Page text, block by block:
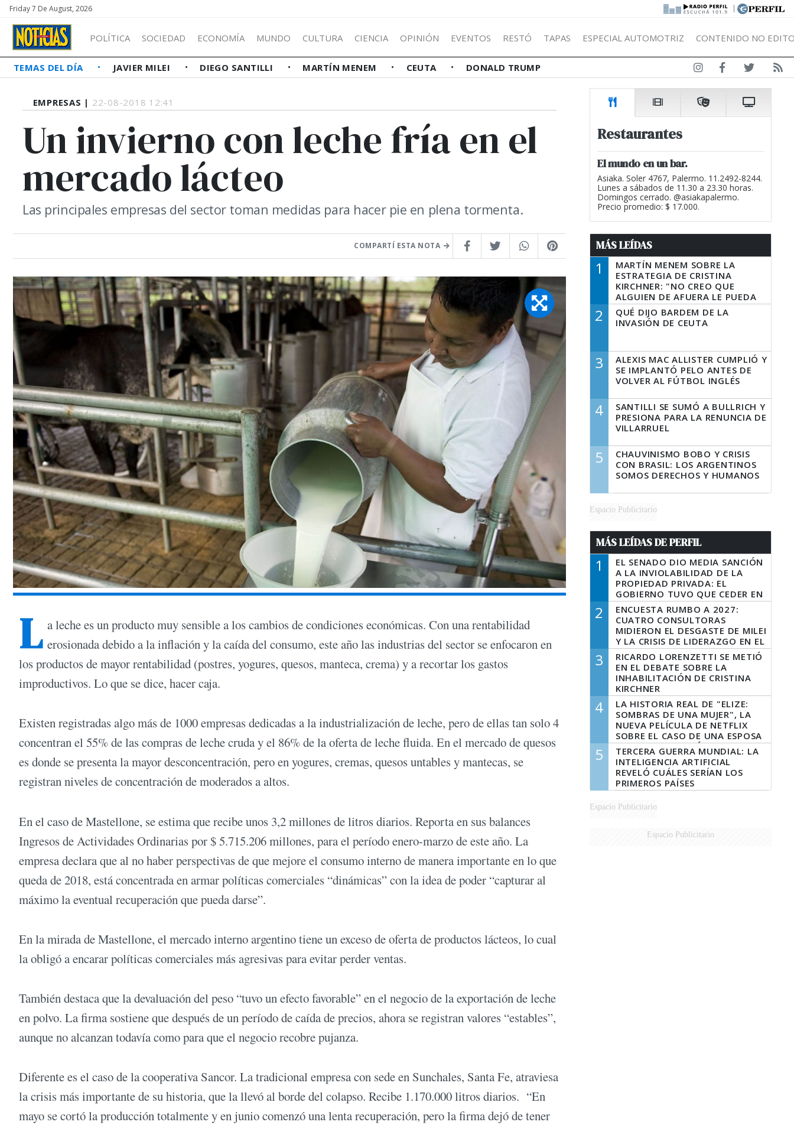
Friday 7 De August, 2026 |
POLÍTICA SOCIEDAD ECONOMÍA MUNDO CULTURA CIENCIA OPINIÓN EVENTOS RESTÓ TAPAS ESPECIAL AUTOMOTRIZ CONTENIDO NO
TEMAS DEL DÍA JAVIER MILEI DIEGO SANTILLI MARTÍN MENEM CEUTA DONALD TRUMP
EMPRESAS | 22-08-2018 12:41
Un invierno con leche fría en el
mercado lácteo
Las principales empresas del sector toman medidas para hacer pie en plena tormenta.
COMPARTÍ ESTA NOTA
L a leche es un producto muy sensible a los cambios de condiciones económicas. Con una rentabilidad
erosionada debido a la inflación y la caída del consumo, este año las industrias del sector se enfocaron en
los productos de mayor rentabilidad (postres, yogures, quesos, manteca, crema) y a recortar los gastos
improductivos. Lo que se dice, hacer caja.
Existen registradas algo más de 1000 empresas dedicadas a la industrialización de leche, pero de ellas tan solo 4
concentran el 55% de las compras de leche cruda y el 86% de la oferta de leche fluida. En el mercado de quesos
es donde se presenta la mayor desconcentración, pero en yogures, cremas, quesos untables y mantecas, se
registran niveles de concentración de moderados a altos.
En el caso de Mastellone, se estima que recibe unos 3,2 millones de litros diarios. Reporta en sus balances
Ingresos de Actividades Ordinarias por $ 5.715.206 millones, para el período enero-marzo de este año. La
empresa declara que al no haber perspectivas de que mejore el consumo interno de manera importante en lo que
queda de 2018, está concentrada en armar políticas comerciales “dinámicas” con la idea de poder “capturar al
máximo la eventual recuperación que pueda darse”.
En la mirada de Mastellone, el mercado interno argentino tiene un exceso de oferta de productos lácteos, lo cual
la obligó a encarar políticas comerciales más agresivas para evitar perder ventas.
También destaca que la devaluación del peso “tuvo un efecto favorable” en el negocio de la exportación de leche
en polvo. La firma sostiene que después de un período de caída de precios, ahora se registran valores “estables”,
aunque no alcanzan todavía como para que el negocio recobre pujanza.
Diferente es el caso de la cooperativa Sancor. La tradicional empresa con sede en Sunchales, Santa Fe, atraviesa
la crisis más importante de su historia, que la llevó al borde del colapso. Recibe 1.170.000 litros diarios. “En
mayo se cortó la producción totalmente y en junio comenzó una lenta recuperación, pero la firma dejó de tener
Restaurantes
El mundo en un bar.
Asiaka. Soler 4767, Palermo. 11.2492-8244.
Lunes a sábados de 11.30 a 23.30 horas.
Domingos cerrado. @asiakapalermo.
Precio promedio: $ 17.000.
MÁS LEÍDAS
1
MARTÍN MENEM SOBRE LA
ESTRATEGIA DE CRISTINA
KIRCHNER: "NO CREO QUE
ALGUIEN DE AFUERA LE PUEDA
DECIR A LA JUSTICIA LO QUE
TIENE QUE HACER"
2
QUÉ DIJO BARDEM DE LA
INVASIÓN DE CEUTA
3
ALEXIS MAC ALLISTER CUMPLIÓ Y
SE IMPLANTÓ PELO ANTES DE
VOLVER AL FÚTBOL INGLÉS
4
SANTILLI SE SUMÓ A BULLRICH Y
PRESIONA PARA LA RENUNCIA DE
VILLARRUEL
5
CHAUVINISMO BOBO Y CRISIS
CON BRASIL: LOS ARGENTINOS
SOMOS DERECHOS Y HUMANOS
Espacio Publicitario
MÁS LEÍDAS DE PERFIL
1
EL SENADO DIO MEDIA SANCIÓN
A LA INVIOLABILIDAD DE LA
PROPIEDAD PRIVADA: EL
GOBIERNO TUVO QUE CEDER EN
LA LEY DEL MANEJO DEL FUEGO
2
ENCUESTA RUMBO A 2027:
CUATRO CONSULTORAS
MIDIERON EL DESGASTE DE MILEI
Y LA CRISIS DE LIDERAZGO EN EL
PERONISMO
3
RICARDO LORENZETTI SE METIÓ
EN EL DEBATE SOBRE LA
INHABILITACIÓN DE CRISTINA
KIRCHNER
4
LA HISTORIA REAL DE "ELIZE:
SOMBRAS DE UNA MUJER", LA
NUEVA PELÍCULA DE NETFLIX
SOBRE EL CASO DE UNA ESPOSA
QUE DESCUARTIZÓ A SU
MARIDO
5
TERCERA GUERRA MUNDIAL: LA
INTELIGENCIA ARTIFICIAL
REVELÓ CUÁLES SERÍAN LOS
PRIMEROS PAÍSES
LATINOAMERICANOS EN SER
DERROTADOS
Espacio Publicitario
Espacio Publicitario